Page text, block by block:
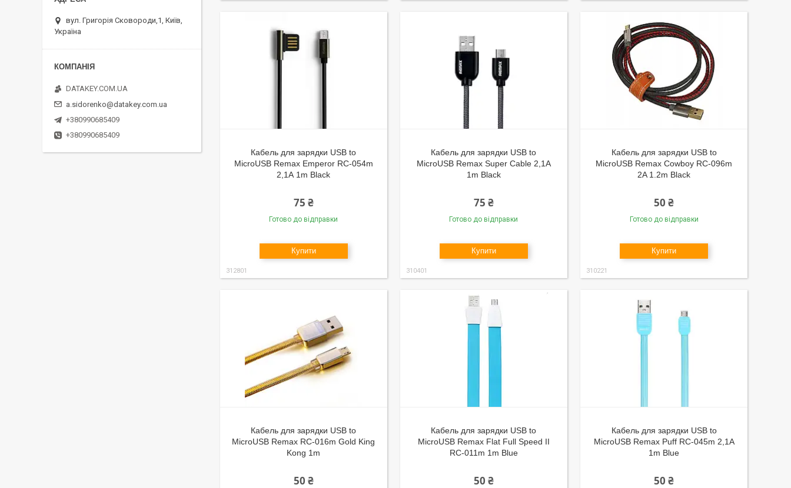
Кабель для зарядки USB to
MicroUSB Remax Emperor RC-054m
2,1А 1m Black
75 ₴
Готово до відправки
Купити
312801
Кабель для зарядки USB to
MicroUSB Remax Super Cable 2,1A
1m Black
75 ₴
Готово до відправки
Купити
310401
Кабель для зарядки USB to
MicroUSB Remax Cowboy RC-096m
2A 1.2m Black
50 ₴
Готово до відправки
Купити
310221
Кабель для зарядки USB to
MicroUSB Remax RC-016m Gold King
Kong 1m
50 ₴
Кабель для зарядки USB to
MicroUSB Remax Flat Full Speed II
RC-011m 1m Blue
50 ₴
Кабель для зарядки USB to
MicroUSB Remax Puff RC-045m 2,1A
1m Blue
50 ₴
вул. Григорія Сковороди,1, Київ,
Україна
DATAKEY.COM.UA
a.sidorenko@datakey.com.ua
+380990685409
+380990685409